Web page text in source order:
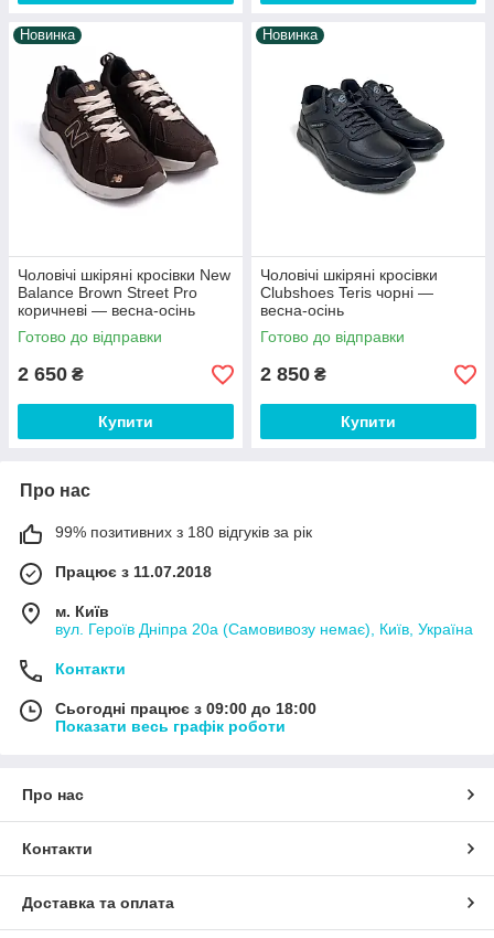
Новинка
Чоловічі шкіряні кросівки New
Balance Brown Street Pro
коричневі — весна-осінь
Готово до відправки
2 650 ₴
Купити
Новинка
Чоловічі шкіряні кросівки
Clubshoes Teris чорні —
весна-осінь
Готово до відправки
2 850 ₴
Купити
Про нас
99% позитивних з 180 відгуків за рік
Працює з 11.07.2018
м. Київ
вул. Героїв Дніпра 20а (Самовивозу немає), Київ, Україна
Контакти
Сьогодні працює з 09:00 до 18:00
Показати весь графік роботи
Про нас
Контакти
Доставка та оплата